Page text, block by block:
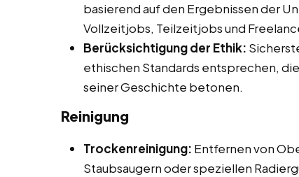
basierend auf den Ergebnissen der
Vollzeitjobs, Teilzeitjobs und
Berücksichtigung der Ethik:
ethischen Standards entsprechen,
seiner Geschichte betonen.
Reinigung
Trockenreinigung: Entfernen von
Staubsaugern oder speziellen